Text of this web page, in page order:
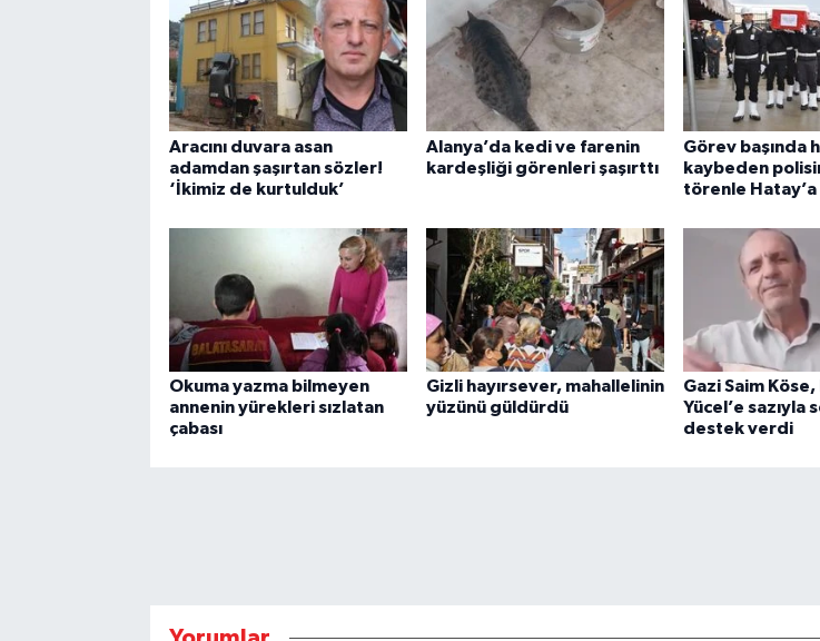
Aracını duvara asan
adamdan şaşırtan sözler!
‘İkimiz de kurtulduk’
Alanya’da kedi ve farenin
kardeşliği görenleri şaşırttı
Görev başında
kaybeden
törenle Hatay’a
Okuma yazma bilmeyen
annenin yürekleri sızlatan
çabası
Gizli hayırsever, mahallelinin
yüzünü güldürdü
Gazi Saim Köse,
Yücel’e sazıyla
destek verdi